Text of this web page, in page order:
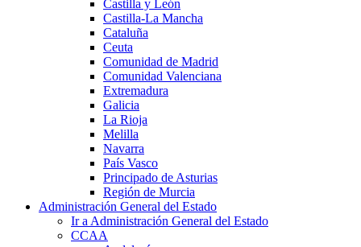
Castilla y León
Castilla-La Mancha
Cataluña
Ceuta
Comunidad de Madrid
Comunidad Valenciana
Extremadura
Galicia
La Rioja
Melilla
Navarra
País Vasco
Principado de Asturias
Región de Murcia
Administración General del Estado
Ir a Administración General del Estado
CCAA